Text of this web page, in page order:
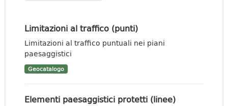
Limitazioni al traffico (punti)
Limitazioni al traffico puntuali nei piani
paesaggistici
Geocatalogo
Elementi paesaggistici protetti (linee)